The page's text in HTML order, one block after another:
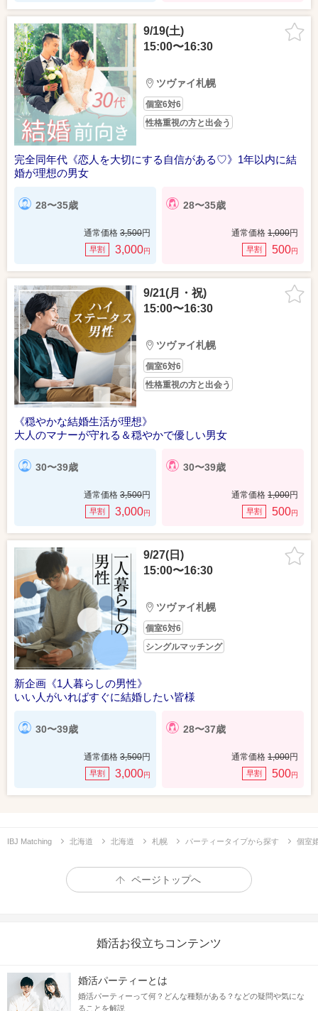
9/19(土)
15:00〜16:30
ツヴァイ札幌
個室6対6
性格重視の方と出会う
完全同年代《恋人を大切にする自信がある♡》1年以内に結
婚が理想の男女
28〜35歳
通常価格 3,500円
早割 3,000円
28〜35歳
通常価格 1,000円
早割 500円
9/21(月・祝)
15:00〜16:30
ツヴァイ札幌
個室6対6
性格重視の方と出会う
《穏やかな結婚生活が理想》
大人のマナーが守れる＆穏やかで優しい男女
30〜39歳
通常価格 3,500円
早割 3,000円
30〜39歳
通常価格 1,000円
早割 500円
9/27(日)
15:00〜16:30
ツヴァイ札幌
個室6対6
シングルマッチング
新企画《1人暮らしの男性》
いい人がいればすぐに結婚したい皆様
30〜39歳
通常価格 3,500円
早割 3,000円
28〜37歳
通常価格 1,000円
早割 500円
IBJ Matching 北海道 北海道 札幌 パーティータイプから探す 個室
ページトップへ
婚活お役立ちコンテンツ
婚活パーティーとは
婚活パーティーって何？どんな種類がある？などの疑問や気にな
ることを解説